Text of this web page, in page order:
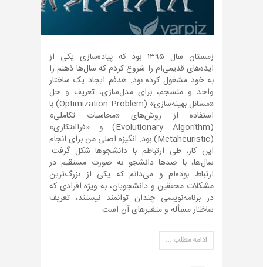
زمستان سال ۱۳۹۵ بود که پیاده‌سازی یکی از
ایده‌های قدیمی‌ام را شروع کردم که سال‌ها ذهنم را
به خود مشغول کرده بود. هدفم ایجاد یک ساختار
واحد و منسجم، برای مدل‌سازی، تعریف و حل
«مسائل بهینه‌سازی» (Optimization Problem) با
استفاده از روش‌های «محاسبات تکاملی»
(Evolutionary Algorithm) و «فراابتکاری»
(Metaheuristic) بود. انگیزه اصلی من برای انجام
این کار، طی ارتباطم با دانشجوها شکل گرفت.
سال‌ها، با صدها دانشجو به صورت مستقیم در
ارتباط بوده‌ام و می‌دانم که یکی از بزرگ‌ترین
مشکلات محققین و دانشجویان، به ویژه افرادی که
در برنامه‌نویسی چندان توانمند نیستند، تعریف
ساختار مسأله و متغیرهای آن است.
ادامه مطلب …